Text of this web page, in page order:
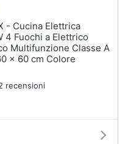
- Cucina Elettrica
4 Fuochi a Elettrico
Multifunzione Classe A
x 60 cm Colore
recensioni